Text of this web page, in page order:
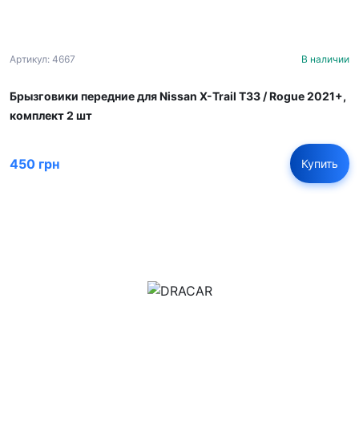
Артикул: 4667 В наличии
Брызговики передние для Nissan X-Trail T33 / Rogue 2021+,
комплект 2 шт
450 грн Купить